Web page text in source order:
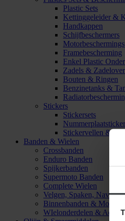
Plastic Sets
Kettinggeleider &
Handkappen
Schijfbeschermers
Framebescherming
Enkel Plastic
Zadels &
Bouten & Ringen
Benzinetanks &
Stickers
Stickersets
Nummerplaatsticker
Stickervellen &
Banden & Wielen
Crossbanden
Enduro Banden
Spijkerbanden
Supermoto Banden
Complete Wielen
Velgen, Spaken, Naven
Binnenbanden & Mousses
WIelonderdelen &